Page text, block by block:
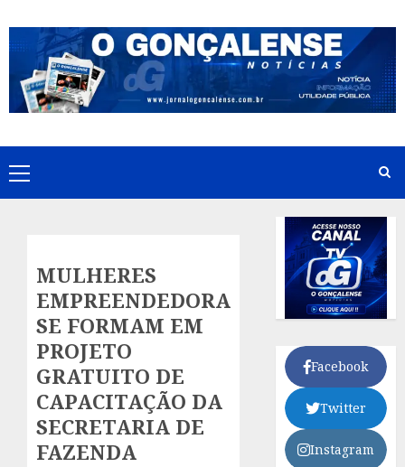
to
content
Primary
Menu
MULHERES
EMPREENDEDORAS
SE FORMAM EM
PROJETO
GRATUITO DE
CAPACITAÇÃO DA
SECRETARIA DE
FAZENDA
Facebook
Twitter
Instagram